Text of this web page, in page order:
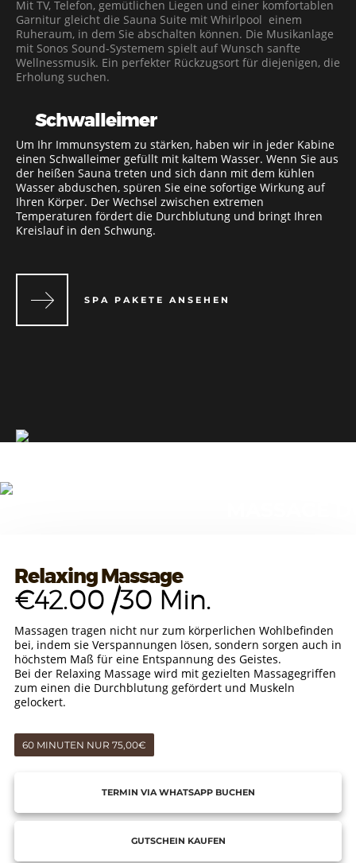
Mit TV, Telefon, gemütlichen Liegen und einer komfortablen
Garnitur gleicht die Sauna Suite mit Whirlpool einem
Ruheraum, in dem Sie abschalten können. Die Musikanlage
mit Sonos Sound-Systemem spielt auf Wunsch sanfte
Wellnessmusik. Ein perfekter Rückzugsort für diejenigen, die
Erholung suchen.
Schwalleimer
Um Ihr Immunsystem zu stärken, haben wir in jeder Kabine
einen Schwalleimer gefüllt mit kaltem Wasser. Wenn Sie aus
der heißen Sauna treten und sich dann mit dem kühlen
Wasser abduschen, spüren Sie eine sofortige Wirkung auf
Ihren Körper. Der Wechsel zwischen extremen
Temperaturen fördert die Durchblutung und bringt Ihren
Kreislauf in den Schwung.
SPA PAKETE ANSEHEN
Relaxing Massage
€42.00 /30 Min.
Massagen tragen nicht nur zum körperlichen Wohlbefinden
bei, indem sie Verspannungen lösen, sondern sorgen auch in
höchstem Maß für eine Entspannung des Geistes.
Bei der Relaxing Massage wird mit gezielten Massagegriffen
zum einen die Durchblutung gefördert und Muskeln
gelockert.
60 MINUTEN NUR 75,00€
TERMIN VIA WHATSAPP BUCHEN
GUTSCHEIN KAUFEN